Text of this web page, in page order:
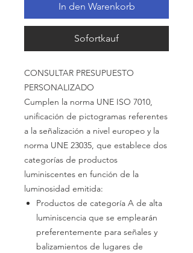
In den Warenkorb
Sofortkauf
CONSULTAR PRESUPUESTO
PERSONALIZADO
Cumplen la norma UNE ISO 7010,
unificación de pictogramas referentes
a la señalización a nivel europeo y la
norma UNE 23035, que establece dos
categorías de productos
luminiscentes en función de la
luminosidad emitida:
Productos de categoría A de alta
luminiscencia que se emplearán
preferentemente para señales y
balizamientos de lugares de